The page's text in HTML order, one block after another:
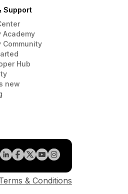
Support
Academy
Community
Hub
new
& Conditions